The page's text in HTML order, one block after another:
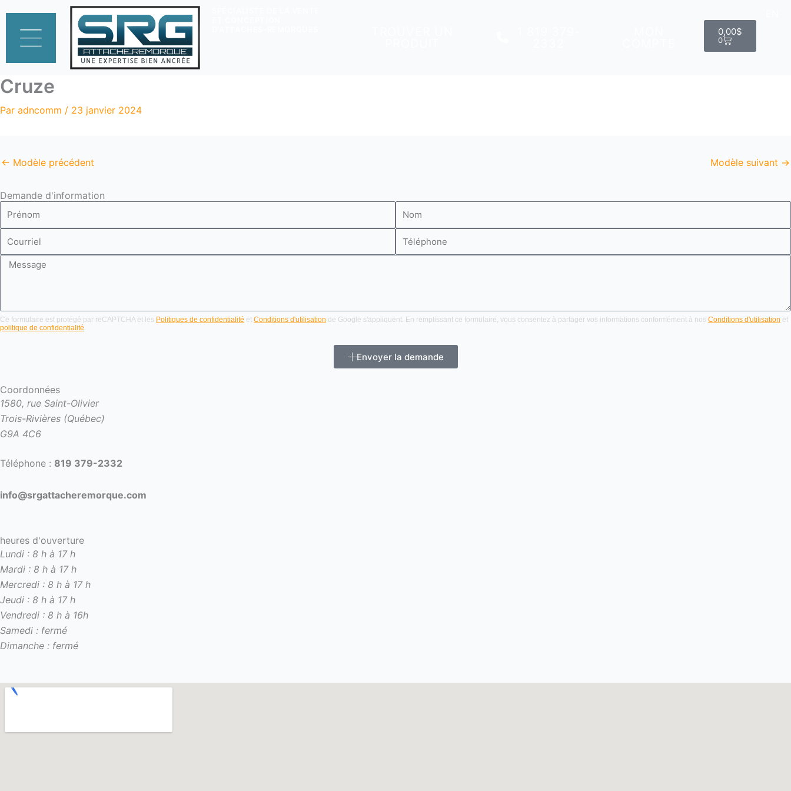
contenu
0,00$
0
Panier
Cruze
Par adncomm / 23 janvier 2024
← Modèle précédent Modèle suivant →
Demande d'information
Prénom
Nom
Téléphone
Message
Ce formulaire est protégé par reCAPTCHA et les Politiques de confidentialité et Conditions d'utilisation de Google s'appliquent. En remplissant ce formulaire, vous consentez à partager vos informations conformément à nos Conditions d'utilisation et
politique de confidentialité.
Envoyer la demande
Coordonnées
1580, rue Saint-Olivier
Trois-Rivières (Québec)
G9A 4C6
Téléphone : 819 379-2332
info@srgattacheremorque.com
heures d'ouverture
Lundi : 8 h à 17 h
Mardi : 8 h à 17 h
Mercredi : 8 h à 17 h
Jeudi : 8 h à 17 h
Vendredi : 8 h à 16h
Samedi : fermé
Dimanche : fermé